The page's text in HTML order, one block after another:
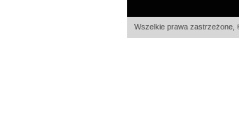
Wszelkie prawa zastrzeżone,